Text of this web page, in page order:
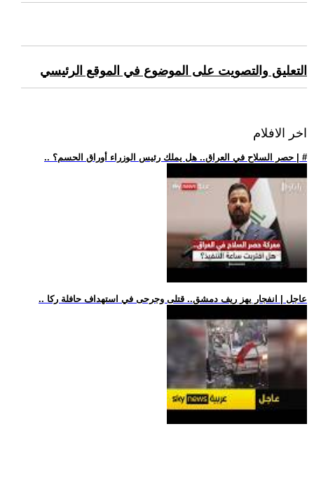
التعليق والتصويت على الموضوع في الموقع الرئيسي
اخر الافلام
.. حصر السلاح في العراق.. هل يملك رئيس الوزراء أوراق الحسم؟ | #
.. عاجل | انفجار يهز ريف دمشق.. قتلى وجرحى في استهداف حافلة ركا